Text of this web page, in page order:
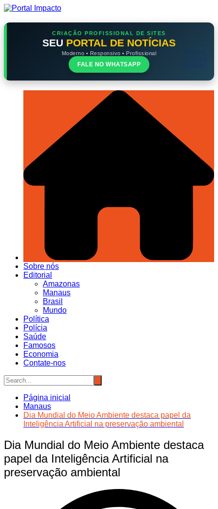
Ir
o
CRIAÇÃO PROFISSIONAL DE SITES
SEU PORTAL DE NOTÍCIAS
Moderno • Responsivo • Profissional
FALE NO WHATSAPP
Sobre nós
Editorial
Amazonas
Manaus
Brasil
Mundo
Política
Polícia
Saúde
Famosos
Economia
Contate-nos
Página inicial
Manaus
Dia Mundial do Meio Ambiente destaca papel da
Inteligência Artificial na preservação ambiental
Dia Mundial do Meio Ambiente destaca
papel da Inteligência Artificial na
preservação ambiental